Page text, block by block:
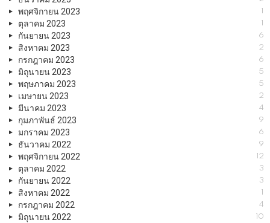
พฤศจิกายน 2023 1
ตุลาคม 2023 1
กันยายน 2023 6
สิงหาคม 2023 2
กรกฎาคม 2023 6
มิถุนายน 2023 5
พฤษภาคม 2023 5
เมษายน 2023 2
มีนาคม 2023 4
กุมภาพันธ์ 2023 9
มกราคม 2023 6
ธันวาคม 2022 9
พฤศจิกายน 2022 12
ตุลาคม 2022 3
กันยายน 2022 3
สิงหาคม 2022 1
กรกฎาคม 2022 4
มิถุนายน 2022 10